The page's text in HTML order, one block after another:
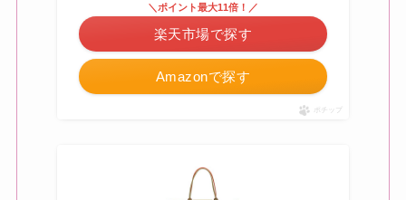
Amazonで探す
＼ポイント最大11倍！／
楽天市場で探す
ポチップ